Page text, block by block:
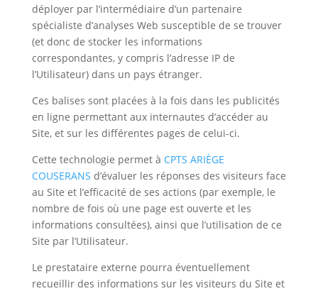
déployer par l’intermédiaire d’un partenaire
spécialiste d’analyses Web susceptible de se trouver
(et donc de stocker les informations
correspondantes, y compris l’adresse IP de
l’Utilisateur) dans un pays étranger.
Ces balises sont placées à la fois dans les publicités
en ligne permettant aux internautes d’accéder au
Site, et sur les différentes pages de celui-ci.
Cette technologie permet à CPTS ARIÈGE
COUSERANS d’évaluer les réponses des visiteurs face
au Site et l’efficacité de ses actions (par exemple, le
nombre de fois où une page est ouverte et les
informations consultées), ainsi que l’utilisation de ce
Site par l’Utilisateur.
Le prestataire externe pourra éventuellement
recueillir des informations sur les visiteurs du Site et